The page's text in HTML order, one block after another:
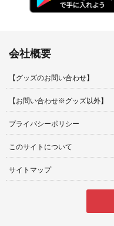
会社概要
【グッズのお問い合わせ】
【お問い合わせ※グッズ以外】
プライバシーポリシー
このサイトについて
サイトマップ